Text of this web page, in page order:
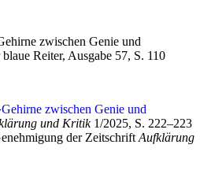
zwischen Genie und
Reiter, Ausgabe 57, S. 110
zwischen Genie und
und Kritik1/2025, S. 222–223
der ZeitschriftAufklärung